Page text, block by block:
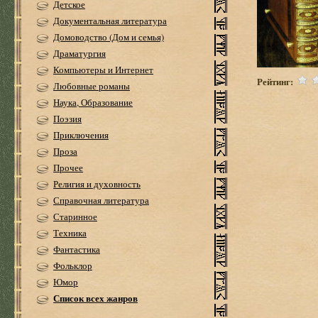
Детское
Документальная литература
Домоводство (Дом и семья)
Драматургия
Компьютеры и Интернет
Любовные романы
Наука, Образование
Поэзия
Приключения
Проза
Прочее
Религия и духовность
Справочная литература
Старинное
Техника
Фантастика
Фольклор
Юмор
Список всех жанров
Рейтинг: